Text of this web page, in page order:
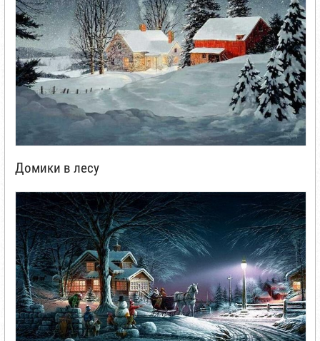
Домики в лесу